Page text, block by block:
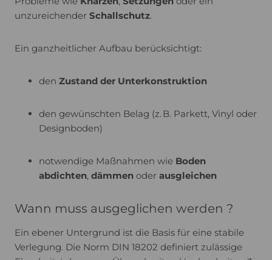
unzureichender Schallschutz.
Ein ganzheitlicher Aufbau berücksichtigt:
den Zustand der Unterkonstruktion
den gewünschten Belag (z. B. Parkett, Vinyl oder
Designboden)
notwendige Maßnahmen wie Boden
abdichten, dämmen oder ausgleichen
Wann muss ausgeglichen werden ?
Ein ebener Untergrund ist die Basis für eine stabile
Verlegung. Die Norm DIN 18202 definiert zulässige